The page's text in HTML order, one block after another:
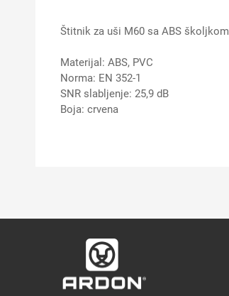
Štitnik za uši M60 sa ABS
Materijal: ABS, PVC
Norma: EN 352-1
SNR slabljenje: 25,9 dB
Boja: crvena